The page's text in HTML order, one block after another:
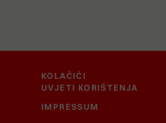
KOLAČIĆI
UVJETI KORIŠTENJA
IMPRESSUM